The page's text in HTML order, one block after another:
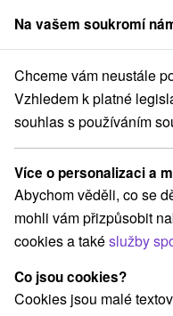
člen skupinySorger
Pobyty na Slovensku
Romantický
Chočské vrchy
Kategorie
Všechny kategorie
Wellness pobyty(7)
Romantické pobyty(3)
Na vašem soukromí
Chceme vám neustále
Vzhledem k platné
souhlas s používáním
Více o personalizaci a
Abychom věděli, co se
mohli vám přizpůsobit
cookies a takéslužby
Co jsou cookies?
Cookies jsou malé